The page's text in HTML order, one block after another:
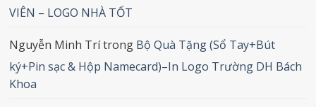
VIÊN – LOGO NHÀ TỐT
Nguyễn Minh Trítrong Bộ Quà Tặng (Sổ Tay+Bút
ký+Pin sạc & Hộp Namecard)–In Logo Trường DH Bách
Khoa